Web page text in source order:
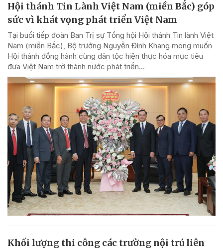
Hội thánh Tin Lành Việt Nam (miền Bắc) góp
sức vì khát vọng phát triển Việt Nam
Tại buổi tiếp đoàn Ban Trị sự Tổng hội Hội thánh Tin lành Việt
Nam (miền Bắc), Bộ trưởng Nguyễn Đình Khang mong muốn
Hội thánh đồng hành cùng dân tộc hiện thực hóa mục tiêu
đưa Việt Nam trở thành nước phát triển...
Khối lượng thi công các trường nội trú liên